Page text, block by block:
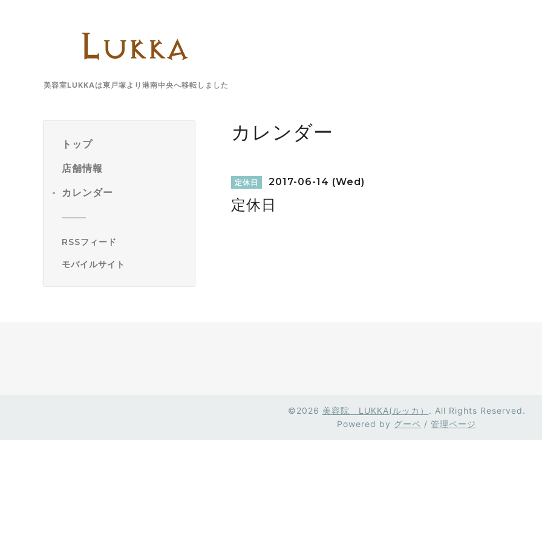
美容室LUKKAは東戸塚より港南中央へ移転しました
トップ
店舗情報
カレンダー
RSSフィード
モバイルサイト
カレンダー
定休日 2017-06-14 (Wed)
定休日
©2026 美容院 LUKKA(ルッカ） . All Rights Reserved.
Powered by グーペ / 管理ページ